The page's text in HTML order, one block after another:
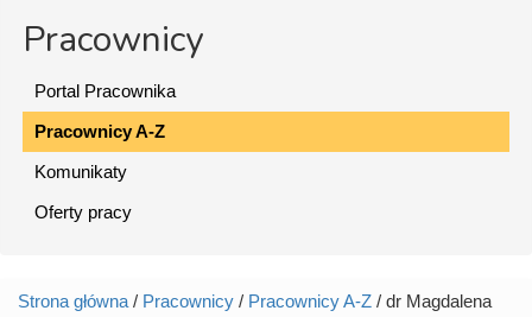
Pracownicy
Portal Pracownika
Pracownicy A-Z
Komunikaty
Oferty pracy
Strona główna / Pracownicy / Pracownicy A-Z / dr Magdalena